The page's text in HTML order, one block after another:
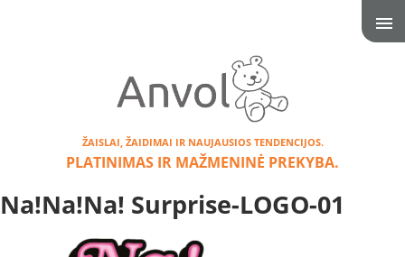
ŽAISLAI, ŽAIDIMAI IR NAUJAUSIOS TENDENCIJOS.
PLATINIMAS IR MAŽMENINĖ PREKYBA.
Na!Na!Na! Surprise-LOGO-01